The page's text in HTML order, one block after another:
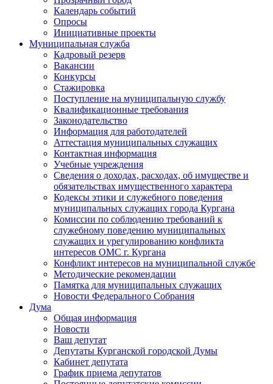
Календарь событий
Опросы
Инициативные проекты
Муниципальная служба
Кадровый резерв
Вакансии
Конкурсы
Стажировка
Поступление на муниципальную службу
Квалификационные требования
Законодательство
Информация для работодателей
Аттестация муниципальных служащих
Контактная информация
Учебные учреждения
Сведения о доходах, расходах, об имуществе и
обязательствах имущественного характера
Кодексы этики и служебного поведения
муниципальных служащих города Кургана
Комиссии по соблюдению требований к
служебному поведению муниципальных
служащих и урегулированию конфликта
интересов ОМС г. Кургана
Конфликт интересов на муниципальной службе
Методические рекомендации
Памятка для муниципальных служащих
Новости Федерального Cобрания
Дума
Общая информация
Новости
Ваш депутат
Депутаты Курганской городской Думы
Кабинет депутата
График приема депутатов